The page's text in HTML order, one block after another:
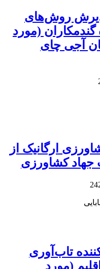
روش‌های
گندمکاران (مورد
آجی چای
ارگانیک از
جهاد کشاورزی
تاب‌آوری
(مورد